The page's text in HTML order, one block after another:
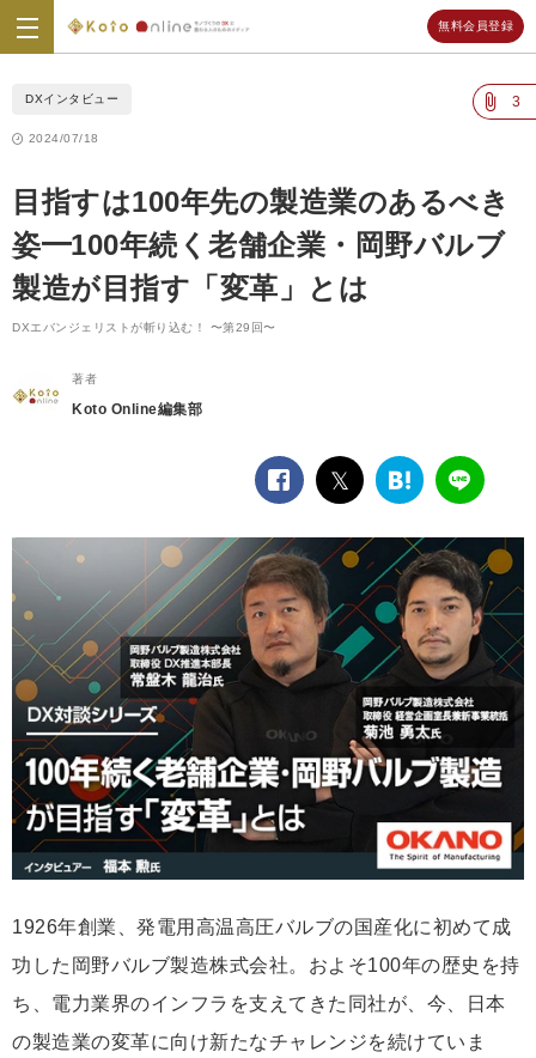
Koto
無料会員登録
DXインタビュー 3
2024/07/18
目指すは100年先の製造業のあるべき
姿━100年続く老舗企業・岡野バルブ
製造が目指す「変革」とは
DXエバンジェリストが斬り込む！ 〜第29回〜
著者
Koto Online編集部
facebook
twitterは
な
ブ
ッ
ク
マ
ー
LINE
1926年創業、発電用高温高圧バルブの国産化に初めて成
功した岡野バルブ製造株式会社。およそ100年の歴史を持
ち、電力業界のインフラを支えてきた同社が、今、日本
の製造業の変革に向け新たなチャレンジを続けていま